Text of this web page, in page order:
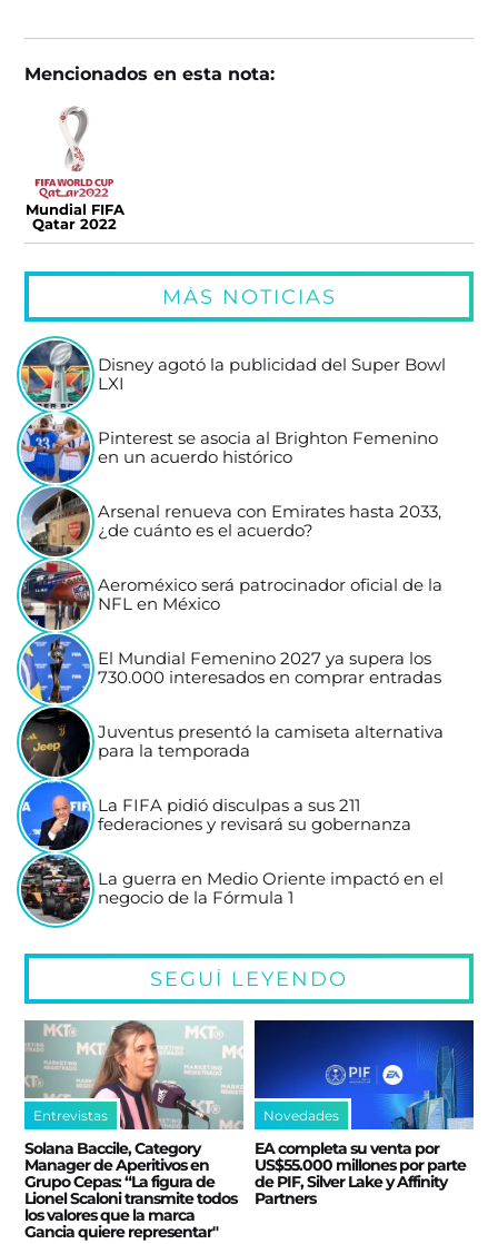
Mencionados en esta nota:
Mundial FIFA
Qatar 2022
MÁS NOTICIAS
Disney agotó la publicidad del Super Bowl
LXI
Pinterest se asocia al Brighton Femenino
en un acuerdo histórico
Arsenal renueva con Emirates hasta 2033,
¿de cuánto es el acuerdo?
Aeroméxico será patrocinador oficial de la
NFL en México
El Mundial Femenino 2027 ya supera los
730.000 interesados en comprar entradas
Juventus presentó la camiseta alternativa
para la temporada
La FIFA pidió disculpas a sus 211
federaciones y revisará su gobernanza
La guerra en Medio Oriente impactó en el
negocio de la Fórmula 1
SEGUÍ LEYENDO
Entrevistas
Solana Baccile, Category
Manager de Aperitivos en
Grupo Cepas: “La figura de
Lionel Scaloni transmite todos
los valores que la marca
Gancia quiere representar"
Novedades
EA completa su venta por
US$55.000 millones por parte
de PIF, Silver Lake y Affinity
Partners